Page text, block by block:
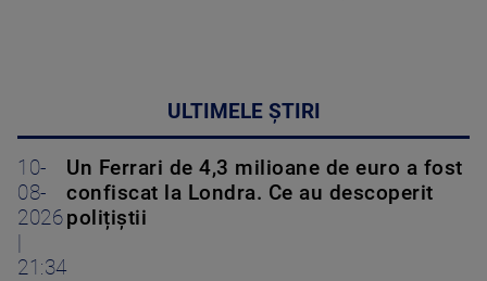
ULTIMELE ȘTIRI
10-
08-
2026
|
21:34
Un Ferrari de 4,3 milioane de euro a fost
confiscat la Londra. Ce au descoperit
polițiștii